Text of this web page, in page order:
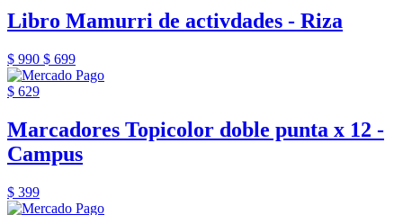
Libro Mamurri de activdades - Riza
$ 990 $ 699
$ 629
Marcadores Topicolor doble punta x 12 -
Campus
$ 399